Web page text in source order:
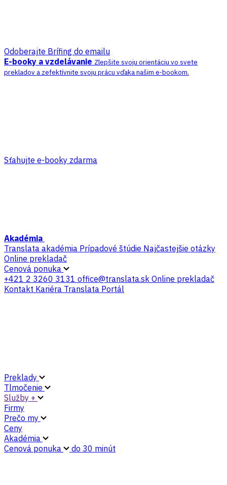
Odoberajte Brífing do emailu
E-booky a vzdelávanie Zlepšite svoju orientáciu vo svete
prekladov a zefektívnite svoju prácu vďaka našim e-bookom.
Sťahujte e-booky zdarma
Akadémia
Translata akadémia Prípadové štúdie Najčastejšie otázky
Online prekladač
Cenová ponuka
+421 2 3260 3131 office@translata.sk Online prekladač
Kontakt Kariéra Translata Portál
Preklady
Tlmočenie
Služby +
Firmy
Prečo my
Ceny
Akadémia
Cenová ponuka
do 30 minút